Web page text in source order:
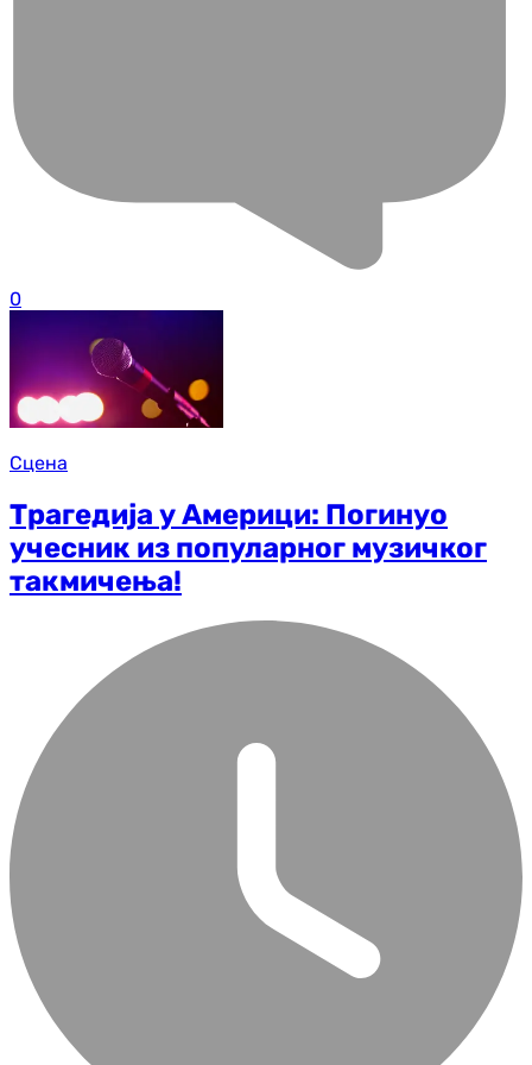
0
Сцена
Трагедија у Америци: Погинуо
учесник из популарног музичког
такмичења!